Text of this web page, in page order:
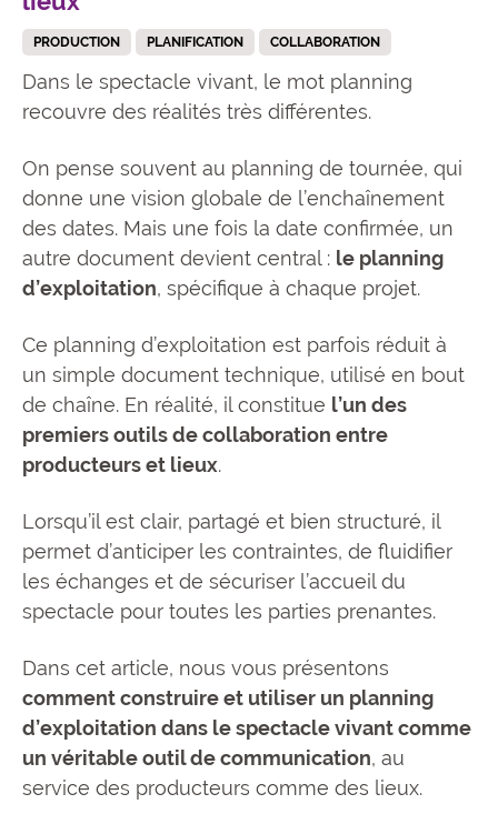
PRODUCTION PLANIFICATION COLLABORATION
Dans le spectacle vivant, le mot planning
recouvre des réalités très différentes.
On pense souvent au planning de tournée, qui
donne une vision globale de l’enchaînement
des dates. Mais une fois la date confirmée, un
autre document devient central : le planning
d’exploitation, spécifique à chaque projet.
Ce planning d’exploitation est parfois réduit à
un simple document technique, utilisé en bout
de chaîne. En réalité, il constitue l’un des
premiers outils de collaboration entre
producteurs et lieux.
Lorsqu’il est clair, partagé et bien structuré, il
permet d’anticiper les contraintes, de fluidifier
les échanges et de sécuriser l’accueil du
spectacle pour toutes les parties prenantes.
Dans cet article, nous vous présentons
comment construire et utiliser un planning
d’exploitation dans le spectacle vivant comme
un véritable outil de communication, au
service des producteurs comme des lieux.